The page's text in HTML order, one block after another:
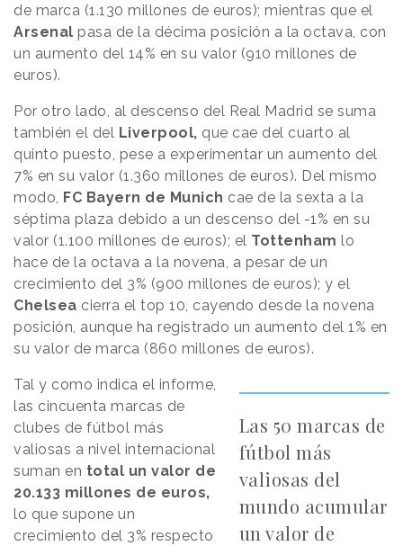
de marca (1.130 millones de euros); mientras que el
Arsenal pasa de la décima posición a la octava, con
un aumento del 14% en su valor (910 millones de
euros).
Por otro lado, al descenso del Real Madrid se suma
también el del Liverpool, que cae del cuarto al
quinto puesto, pese a experimentar un aumento del
7% en su valor (1.360 millones de euros). Del mismo
modo, FC Bayern de Munich cae de la sexta a la
séptima plaza debido a un descenso del -1% en su
valor (1.100 millones de euros); el Tottenham lo
hace de la octava a la novena, a pesar de un
crecimiento del 3% (900 millones de euros); y el
Chelsea cierra el top 10, cayendo desde la novena
posición, aunque ha registrado un aumento del 1% en
su valor de marca (860 millones de euros).
Las 50 marcas de
fútbol más
valiosas del
mundo acumular
un valor de
Tal y como indica el informe,
las cincuenta marcas de
clubes de fútbol más
valiosas a nivel internacional
suman en total un valor de
20.133 millones de euros,
lo que supone un
crecimiento del 3% respecto